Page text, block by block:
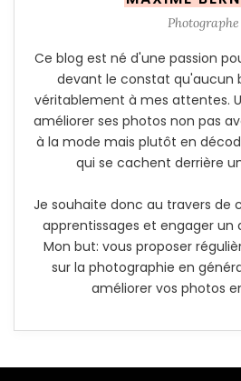
Photographe
Ce blog est né d'une passion
devant le constat qu'aucun
véritablement à mes attentes.
améliorer ses photos non pas
à la mode mais plutôt en
qui se cachent derrière
Je souhaite donc au travers de
apprentissages et engager un
Mon but: vous proposer
sur la photographie en
améliorer vos photos